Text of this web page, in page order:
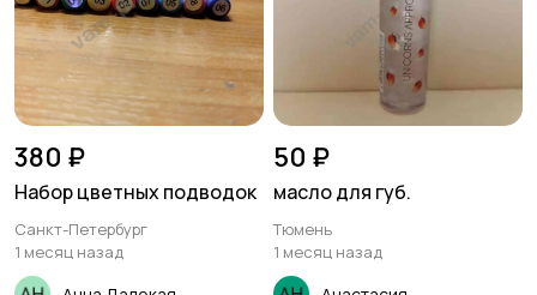
380 ₽
Набор цветных подводок
Санкт-Петербург
1 месяц назад
50 ₽
масло для губ.
Тюмень
1 месяц назад